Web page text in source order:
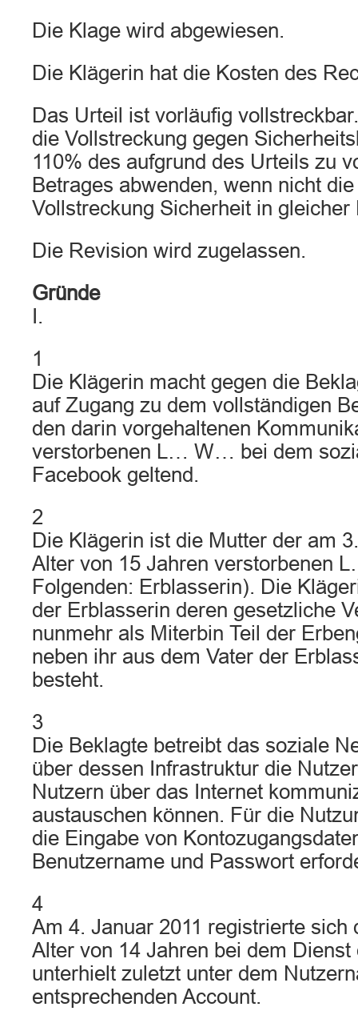
Die Klage wird abgewiesen.
Die Klägerin hat die Kosten des
Das Urteil ist vorläufig
die Vollstreckung gegen
110% des aufgrund des Urteils zu
Betrages abwenden, wenn nicht
Vollstreckung Sicherheit in gleicher
Die Revision wird zugelassen.
Gründe
I.
1
Die Klägerin macht gegen die
auf Zugang zu dem vollständigen
den darin vorgehaltenen
verstorbenen L… W… bei dem
Facebook geltend.
2
Die Klägerin ist die Mutter der am
Alter von 15 Jahren verstorbenen
Folgenden: Erblasserin). Die
der Erblasserin deren gesetzliche
nunmehr als Miterbin Teil der
neben ihr aus dem Vater der
besteht.
3
Die Beklagte betreibt das soziale
über dessen Infrastruktur die
Nutzern über das Internet
austauschen können. Für die
die Eingabe von
Benutzername und Passwort
4
Am 4. Januar 2011 registrierte sich
Alter von 14 Jahren bei dem
unterhielt zuletzt unter dem
entsprechenden Account.